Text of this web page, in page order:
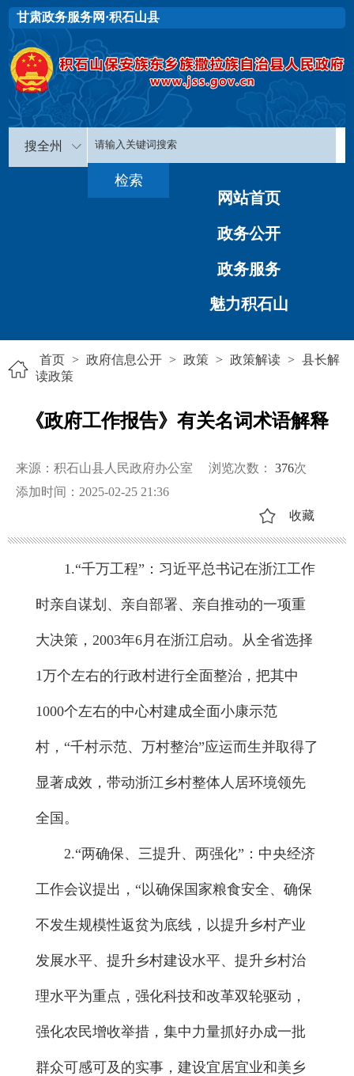
甘肃政务服务网·积石山县
搜全州
网站首页
政务公开
政务服务
魅力积石山
首页 > 政府信息公开 > 政策 > 政策解读 > 县长解
读政策
《政府工作报告》有关名词术语解释
来源：积石山县人民政府办公室 浏览次数： 376次
添加时间：2025-02-25 21:36
收藏
1.“千万工程”：习近平总书记在浙江工作
时亲自谋划、亲自部署、亲自推动的一项重
大决策，2003年6月在浙江启动。从全省选择
1万个左右的行政村进行全面整治，把其中
1000个左右的中心村建成全面小康示范
村，“千村示范、万村整治”应运而生并取得了
显著成效，带动浙江乡村整体人居环境领先
全国。
2.“两确保、三提升、两强化”：中央经济
工作会议提出，“以确保国家粮食安全、确保
不发生规模性返贫为底线，以提升乡村产业
发展水平、提升乡村建设水平、提升乡村治
理水平为重点，强化科技和改革双轮驱动，
强化农民增收举措，集中力量抓好办成一批
群众可感可及的实事，建设宜居宜业和美乡